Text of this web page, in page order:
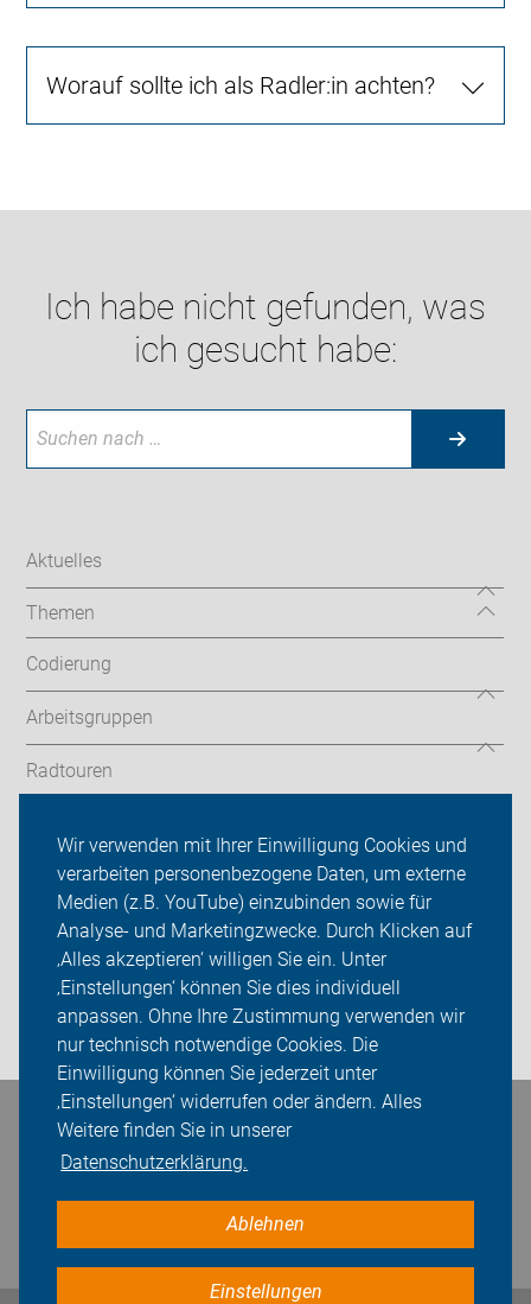
Wir verwenden mit Ihrer Einwilligung Cookies und
verarbeiten personenbezogene Daten, um externe
Medien (z.B. YouTube) einzubinden sowie für
Analyse- und Marketingzwecke. Durch Klicken auf
‚Alles akzeptieren‘ willigen Sie ein. Unter
‚Einstellungen‘ können Sie dies individuell
anpassen. Ohne Ihre Zustimmung verwenden wir
nur technisch notwendige Cookies. Die
Einwilligung können Sie jederzeit unter
‚Einstellungen‘ widerrufen oder ändern. Alles
Weitere finden Sie in unserer
Datenschutzerklärung.
Ablehnen
Einstellungen
Worauf sollte ich als Radler:in achten?
Ich habe nicht gefunden, was
ich gesucht habe:
Aktuelles
Themen
Codierung
Arbeitsgruppen
Radtouren
Kalender
Sei dabei
Presse
Login
Bleiben Sie in Kontakt